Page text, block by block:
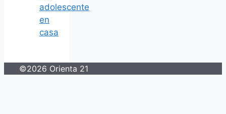
adolescente
en
casa
©2026 Orienta 21